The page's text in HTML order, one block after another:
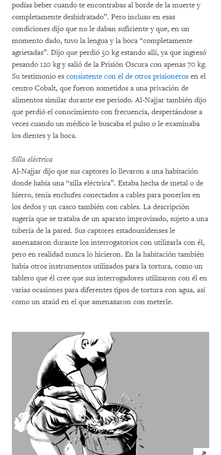
podías beber cuando te encontrabas al borde de la muerte y
completamente deshidratado”. Pero incluso en esas
condiciones dijo que no le daban suficiente y que, en un
momento dado, tuvo la lengua y la boca “completamente
agrietadas”. Dijo que perdió 50 kg estando allí, ya que ingresó
pesando 120 kg y salió de la Prisión Oscura con apenas 70 kg.
Su testimonio es consistente con el de otros prisioneros en el
centro Cobalt, que fueron sometidos a una privación de
alimentos similar durante ese periodo. Al-Najjar también dijo
que perdió el conocimiento con frecuencia, despertándose a
veces cuando un médico le buscaba el pulso o le examinaba
los dientes y la boca.
Silla eléctrica
Al-Najjar dijo que sus captores lo llevaron a una habitación
donde había una “silla eléctrica”. Estaba hecha de metal o de
hierro, tenía enchufes conectados a cables para ponerlos en
los dedos y un casco también con cables. La descripción
sugería que se trataba de un aparato improvisado, sujeto a una
tubería de la pared. Sus captores estadounidenses le
amenazaron durante los interrogatorios con utilizarla con él,
pero en realidad nunca lo hicieron. En la habitación también
había otros instrumentos utilizados para la tortura, como un
tablero que él cree que sus interrogadores utilizaron con él en
varias ocasiones para diferentes tipos de tortura con agua, así
como un ataúd en el que amenazaron con meterle.
Click